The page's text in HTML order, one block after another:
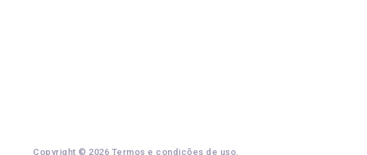
Copyright © 2026 Termos e condições de uso.